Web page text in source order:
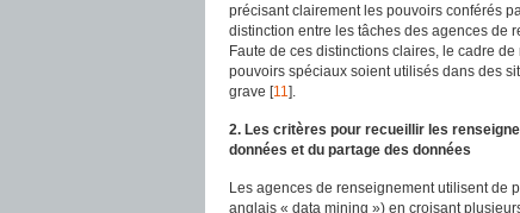
précisant clairement les pouvoirs conférés
distinction entre les tâches des agences de
Faute de ces distinctions claires, le cadre
pouvoirs spéciaux soient utilisés dans des
grave [11].
2. Les critères pour recueillir les
données et du partage des données
Les agences de renseignement utilisent de
anglais « data mining ») en croisant